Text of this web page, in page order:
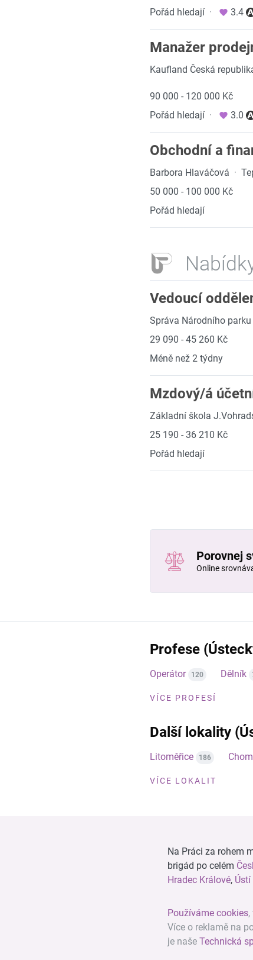
Pořád hledají · 3.4
Manažer
Kaufland Česká
90 000 - 120 000 Kč
Pořád hledají · 3.0
Obchodní a
Barbora Hlaváčová ·
50 000 - 100 000 Kč
Pořád hledají
Vedoucí
Správa Národního
29 090 - 45 260 Kč
Méně než 2 týdny
Mzdový/á
Základní škola
25 190 - 36 210 Kč
Pořád hledají
Porovnej
Online
Profese
Operátor 120 Dělník
VÍCE PROFESÍ
Další lokality
Litoměřice 186
VÍCE LOKALIT
Na Práci za rohem
brigád po celém
Hradec Králové,
Používáme cookies,
Více o reklamě na
je naše Technická